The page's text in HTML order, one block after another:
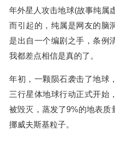
年外星人攻击地球(故事纯属
而引起的，纯属是网友的脑
是出自一个编剧之手，条例
我都差点相信是真的了。
年初，一颗陨石袭击了地球
三行星体地球行动正式开始
被毁灭，蒸发了9%的地表质
挪威夫斯基粒子。